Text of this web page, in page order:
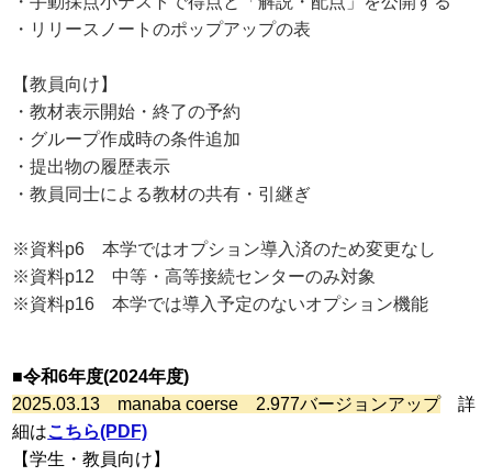
・リリースノートのポップアップの表
【教員向け】
・教材表示開始・終了の予約
・グループ作成時の条件追加
・提出物の履歴表示
・教員同士による教材の共有・引継ぎ
※資料p6 本学ではオプション導入済のため変更なし
※資料p12 中等・高等接続センターのみ対象
※資料p16 本学では導入予定のないオプション機能
■令和6年度(2024年度)
2025.03.13 manaba coerse 2.977バージョンアップ詳
細はこちら(PDF)
【学生・教員向け】